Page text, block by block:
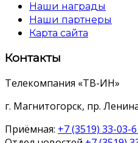
Наши награды
Наши партнеры
Карта сайта
Контакты
Телекомпания «ТВ-ИН»
г. Магнитогорск, пр.
Приёмная: +7 (3519) 33-03-